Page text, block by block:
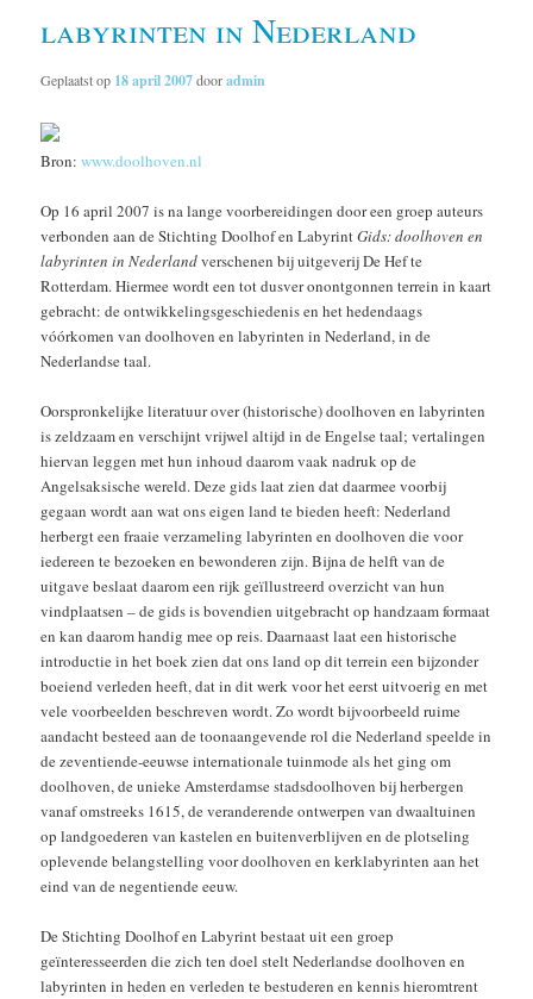
labyrinten in Nederland
Geplaatst op 18 april 2007dooradmin
Bron:www.doolhoven.nl
Op 16 april 2007 is na lange voorbereidingen door een groep auteurs
verbonden aan de Stichting Doolhof en LabyrintGids: doolhoven en
labyrinten in Nederlandverschenen bij uitgeverij De Hef te
Rotterdam. Hiermee wordt een tot dusver onontgonnen terrein in kaart
gebracht: de ontwikkelingsgeschiedenis en het hedendaags
vóórkomen van doolhoven en labyrinten in Nederland, in de
Nederlandse taal.
Oorspronkelijke literatuur over (historische) doolhoven en labyrinten
is zeldzaam en verschijnt vrijwel altijd in de Engelse taal; vertalingen
hiervan leggen met hun inhoud daarom vaak nadruk op de
Angelsaksische wereld. Deze gids laat zien dat daarmee voorbij
gegaan wordt aan wat ons eigen land te bieden heeft: Nederland
herbergt een fraaie verzameling labyrinten en doolhoven die voor
iedereen te bezoeken en bewonderen zijn. Bijna de helft van de
uitgave beslaat daarom een rijk geïllustreerd overzicht van hun
vindplaatsen – de gids is bovendien uitgebracht op handzaam formaat
en kan daarom handig mee op reis. Daarnaast laat een historische
introductie in het boek zien dat ons land op dit terrein een bijzonder
boeiend verleden heeft, dat in dit werk voor het eerst uitvoerig en met
vele voorbeelden beschreven wordt. Zo wordt bijvoorbeeld ruime
aandacht besteed aan de toonaangevende rol die Nederland speelde in
de zeventiende-eeuwse internationale tuinmode als het ging om
doolhoven, de unieke Amsterdamse stadsdoolhoven bij herbergen
vanaf omstreeks 1615, de veranderende ontwerpen van dwaaltuinen
op landgoederen van kastelen en buitenverblijven en de plotseling
oplevende belangstelling voor doolhoven en kerklabyrinten aan het
eind van de negentiende eeuw.
De Stichting Doolhof en Labyrint bestaat uit een groep
geïnteresseerden die zich ten doel stelt Nederlandse doolhoven en
labyrinten in heden en verleden te bestuderen en kennis hieromtrent